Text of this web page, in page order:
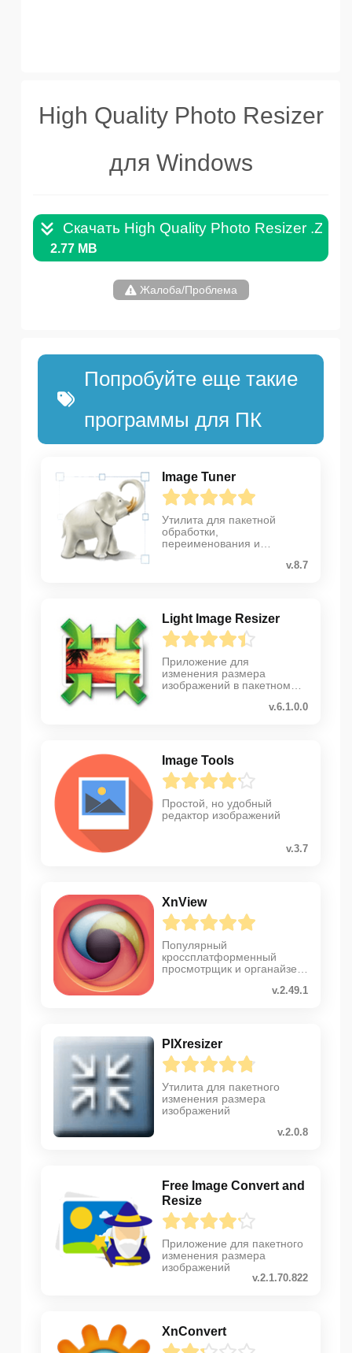
High Quality Photo Resizer
для Windows
Скачать High Quality Photo Resizer .ZIP
2.77 MB
Жалоба/Проблема
Попробуйте еще такие
программы для ПК
Image Tuner
Утилита для пакетной
обработки,
переименования и
v.8.7
Light Image Resizer
Приложение для
изменения размера
изображений в пакетном
v.6.1.0.0
Image Tools
Простой, но удобный
редактор изображений
v.3.7
XnView
Популярный
кроссплатформенный
просмотрщик и органайзер
v.2.49.1
PIXresizer
Утилита для пакетного
изменения размера
изображений
v.2.0.8
Free Image Convert and
Resize
Приложение для пакетного
изменения размера
изображений
v.2.1.70.822
XnConvert